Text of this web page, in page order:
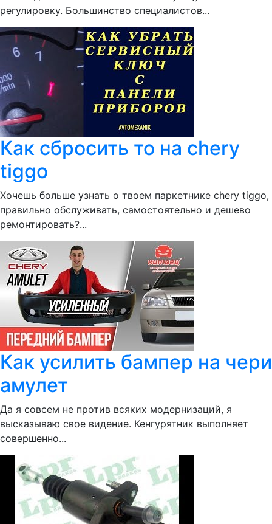
регулировку. Большинство специалистов...
Как сбросить то на chery
tiggo
Хочешь больше узнать о твоем паркетнике chery tiggo,
правильно обслуживать, самостоятельно и дешево
ремонтировать?...
Как усилить бампер на чери
амулет
Да я совсем не против всяких модернизаций, я
высказываю свое видение. Кенгурятник выполняет
совершенно...